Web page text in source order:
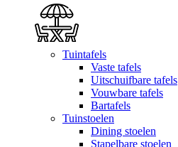
Tuintafels
Vaste tafels
Uitschuifbare tafels
Vouwbare tafels
Bartafels
Tuinstoelen
Dining stoelen
Stapelbare stoelen